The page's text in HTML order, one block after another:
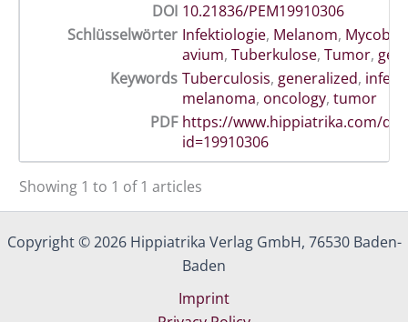
DOI 10.21836/PEM19910306
Schlüsselwörter Infektiologie, Melanom,
avium, Tuberkulose, Tumor,
Keywords Tuberculosis, generalized,
melanoma, oncology, tumor
PDF https://www.hippiatrika.com/
id=19910306
Showing 1 to 1 of 1 articles
Copyright © 2026 Hippiatrika Verlag GmbH, 76530 Baden-
Baden
Imprint